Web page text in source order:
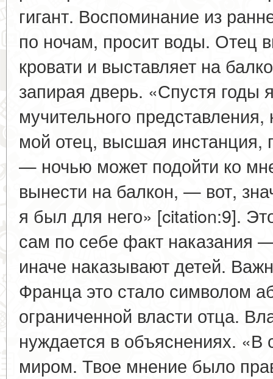
гигант. Воспоминание из
по ночам, просит воды. Отец
кровати и выставляет на
запирая дверь. «Спустя годы
мучительного
мой отец, высшая инстанция,
— ночью может подойти ко
вынести на балкон, — вот,
я был для него» [citation:9].
сам по себе факт наказания
иначе наказывают детей.
Франца это стало символом
ограниченной власти отца.
нуждается в объяснениях.
миром. Твое мнение было